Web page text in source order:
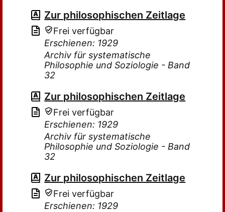
Zur philosophischen Zeitlage
Frei verfügbar
Erschienen: 1929
Archiv für systematische
Philosophie und Soziologie - Band
32
Zur philosophischen Zeitlage
Frei verfügbar
Erschienen: 1929
Archiv für systematische
Philosophie und Soziologie - Band
32
Zur philosophischen Zeitlage
Frei verfügbar
Erschienen: 1929